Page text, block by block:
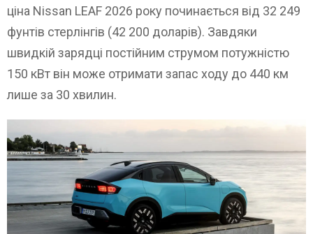
ціна Nissan LEAF 2026 року починається від 32 249
фунтів стерлінгів (42 200 доларів). Завдяки
швидкій зарядці постійним струмом потужністю
150 кВт він може отримати запас ходу до 440 км
лише за 30 хвилин.